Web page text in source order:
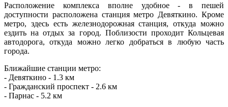
Расположение комплекса вполне удобное - в пешей
доступности расположена станция метро Девяткино. Кроме
метро, здесь есть железнодорожная станция, откуда можно
ездить на отдых за город. Поблизости проходит Кольцевая
автодорога, откуда можно легко добраться в любую часть
города.
Ближайшие станции метро:
- Девяткино - 1.3 км
- Гражданский проспект - 2.6 км
- Парнас - 5.2 км